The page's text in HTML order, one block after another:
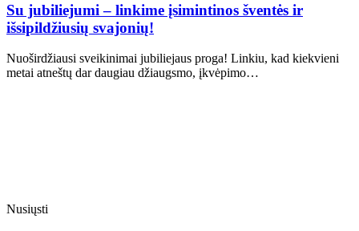
Su jubiliejumi – linkime įsimintinos šventės ir
išsipildžiusių svajonių!
Nuoširdžiausi sveikinimai jubiliejaus proga! Linkiu, kad kiekvieni
metai atneštų dar daugiau džiaugsmo, įkvėpimo…
Nusiųsti